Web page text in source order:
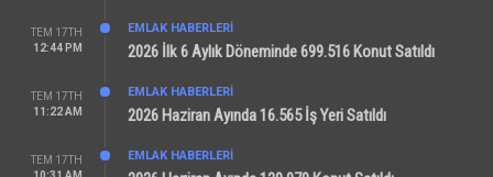
TEM 17TH
12:44 PM
EMLAK HABERLERI
2026 İlk 6 Aylık Döneminde 699.516 Konut Satıldı
TEM 17TH
11:22 AM
EMLAK HABERLERI
2026 Haziran Ayında 16.565 İş Yeri Satıldı
TEM 17TH
EMLAK HABERLERI